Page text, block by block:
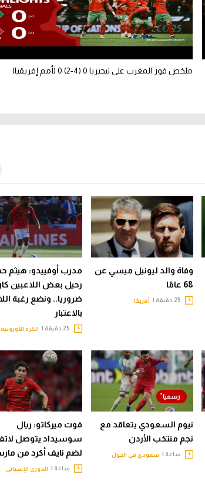
ملخص فوز المغرب على نيحيريا 0 (4-2) 0 (أمم إفريقيا)
وفاة والد ليونيل ميسي عن
68 عامًا
أمريكا
مدرب أوفييدو: هيثم
رحيل بعض اللاعبين
ضروريا.. ونضع رغبة
بالاعتبار
الكرة الأوروبية
نيوم السعودي يتعاقد مع
نجم منتخب الأردن
ساعة | سعودي في الجول
فوت ميركاتو: ريال
سوسيداد يتوصل
لضم نايف أكرد من
ساعة | الدوري الإسباني